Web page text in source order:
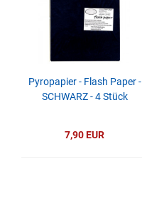
Pyropapier - Flash Paper -
SCHWARZ - 4 Stück
7,90 EUR